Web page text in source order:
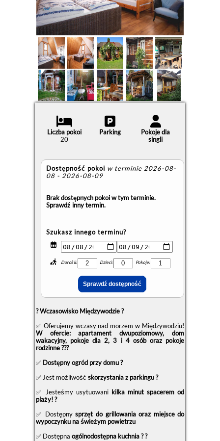
Liczba pokoi
20
Parking
Pokoje dla
singli
Dostępność pokoi w terminie 2026-08-
08 - 2026-08-09
Brak dostępnych pokoi w tym terminie.
Sprawdź inny termin.
Szukasz innego terminu?
Dorośli: Dzieci: Pokoje:
?Wczasowisko Międzywodzie ?
✅ Oferujemy wczasy nad morzem w Międzywodziu!
W ofercie: apartament dwupoziomowy, dom
wakacyjny, pokoje dla 2, 3 i 4 osób oraz pokoje
rodzinne ?‍?‍?
✅ Dostępny ogród przy domu ?
✅ Jest możliwość skorzystania z parkingu ?️
✅ Jesteśmy usytuowani kilka minut spacerem od
plaży! ?
✅ Dostępnysprzęt do grillowania oraz miejsce do
wypoczynku na świeżym powietrzu
✅ Dostępna ogólnodostępna kuchnia ? ?